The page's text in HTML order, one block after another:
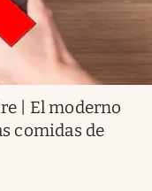
| El moderno
comidas de